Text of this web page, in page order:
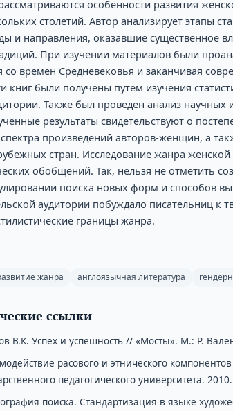
особенности развития
столетий. Автор анализирует этапы
и направления, оказавшие существенное
При изучении материалов были
со времен Средневековья и заканчивая
книг были получены путем изучения
Также был проведен анализ научных
результаты свидетельствуют о
спектра произведений авторов-женщин, а
стран. Исследование жанра
обобщений. Так, нельзя не отметить
поиска новых форм и способов
аудитории побуждало писательниц к
границы жанра.
жанра англоязычная литература
ссылки
В.К. Успех и успешность // «Мосты». М.: Р.
расового и этнического
педагогического университета.
поиска. Стандартизация в языке